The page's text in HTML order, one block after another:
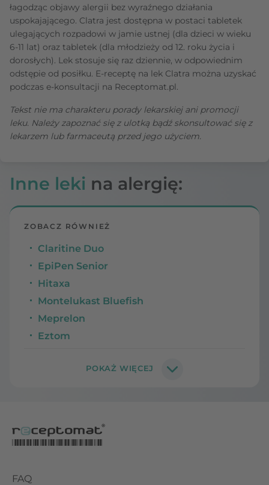
łagodząc objawy alergii bez wyraźnego działania
uspokajającego. Clatra jest dostępna w postaci tabletek
ulegających rozpadowi w jamie ustnej (dla dzieci w wieku
6-11 lat) oraz tabletek (dla młodzieży od 12. roku życia i
dorosłych). Lek stosuje się raz dziennie, w odpowiednim
odstępie od posiłku. E-receptę na lek Clatra można uzyskać
podczas e-konsultacji na Receptomat.pl.
Tekst nie ma charakteru porady lekarskiej ani promocji
leku. Należy zapoznać się z ulotką bądź skonsultować się z
lekarzem lub farmaceutą przed jego użyciem.
Inne leki na alergię:
ZOBACZ RÓWNIEŻ
Claritine Duo
EpiPen Senior
Hitaxa
Montelukast Bluefish
Meprelon
Eztom
FAQ